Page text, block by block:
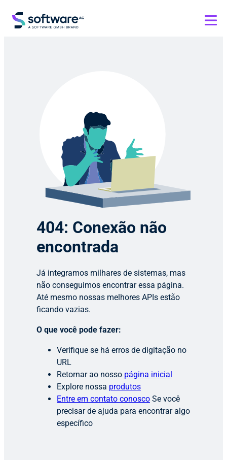
404: Conexão não
encontrada
Já integramos milhares de sistemas, mas
não conseguimos encontrar essa página.
Até mesmo nossas melhores APIs estão
ficando vazias.
O que você pode fazer:
Verifique se há erros de digitação no
URL
Retornar ao nosso página inicial
Explore nossa produtos
Entre em contato conosco Se você
precisar de ajuda para encontrar algo
específico